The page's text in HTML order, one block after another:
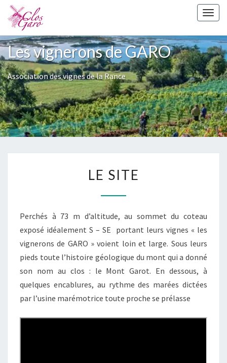
Skip
to
content
Les vignerons de GARO
Association des vignes de la Rance
E
T
E
LE SITE
Perchés à 73 m d’altitude, au sommet du coteau
exposé idéalement S – SE portant leurs vignes « les
vignerons de GARO » voient loin et large. Sous leurs
pieds toute l’histoire géologique du mont qui a donné
son nom au clos : le Mont Garot. En dessous, à
quelques encablures, au rythme des marées dictées
par l’usine marémotrice toute proche se prélasse